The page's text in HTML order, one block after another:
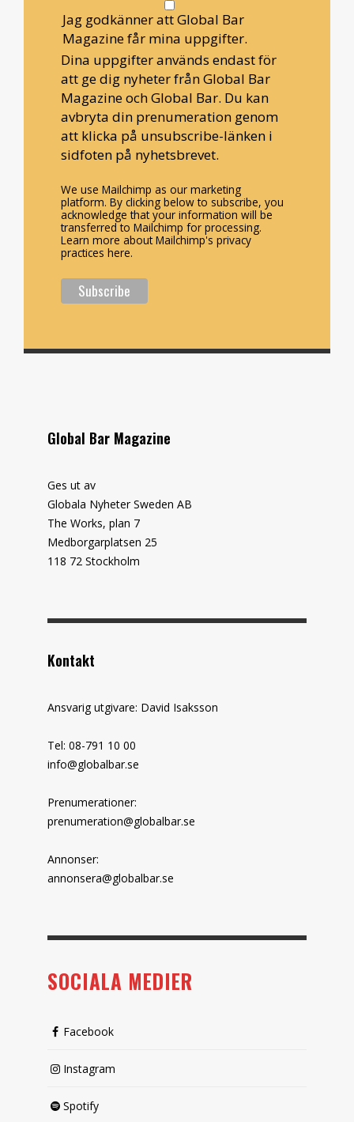
Jag godkänner att Global Bar
Magazine får mina uppgifter.
Dina uppgifter används endast för
att ge dig nyheter från Global Bar
Magazine och Global Bar. Du kan
avbryta din prenumeration genom
att klicka på unsubscribe-länken i
sidfoten på nyhetsbrevet.
We use Mailchimp as our marketing
platform. By clicking below to subscribe, you
acknowledge that your information will be
transferred to Mailchimp for processing.
Learn more about Mailchimp's privacy
practices here.
Global Bar Magazine
Ges ut av
Globala Nyheter Sweden AB
The Works, plan 7
Medborgarplatsen 25
118 72 Stockholm
Kontakt
Ansvarig utgivare: David Isaksson
Tel: 08-791 10 00
info@globalbar.se
Prenumerationer:
prenumeration@globalbar.se
Annonser:
annonsera@globalbar.se
SOCIALA MEDIER
Facebook
Instagram
Spotify